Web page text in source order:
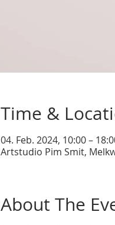
Time &
04. Feb. 2024, 10:00 –
Artstudio Pim Smit,
About The